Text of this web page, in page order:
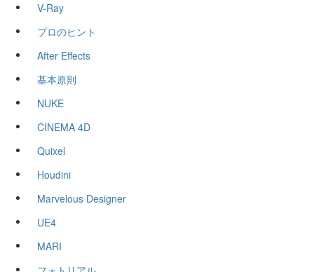
V-Ray
プロのヒント
After Effects
基本原則
NUKE
CINEMA 4D
Quixel
Houdini
Marvelous Designer
UE4
MARI